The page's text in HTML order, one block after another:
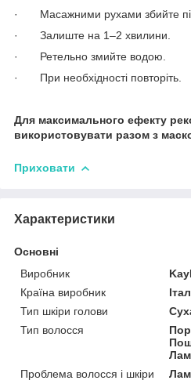
· Масажними рухами збийте
· Залиште на 1–2 хвилини.
· Ретельно змийте водою.
· При необхідності повторіть.
Для максимального ефекту
використовувати разом з
Приховати
Характеристики
Основні
Виробник
Країна виробник
Тип шкіри голови
Тип волосся
Проблема волосся і шкіри